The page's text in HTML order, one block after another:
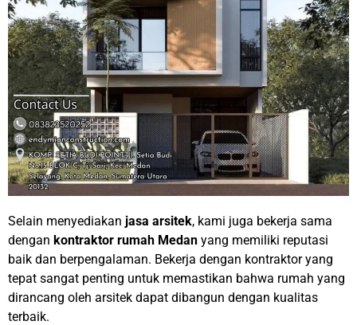
Selain menyediakan jasa arsitek, kami juga bekerja sama
dengan kontraktor rumah Medan yang memiliki reputasi
baik dan berpengalaman. Bekerja dengan kontraktor yang
tepat sangat penting untuk memastikan bahwa rumah yang
dirancang oleh arsitek dapat dibangun dengan kualitas
terbaik.